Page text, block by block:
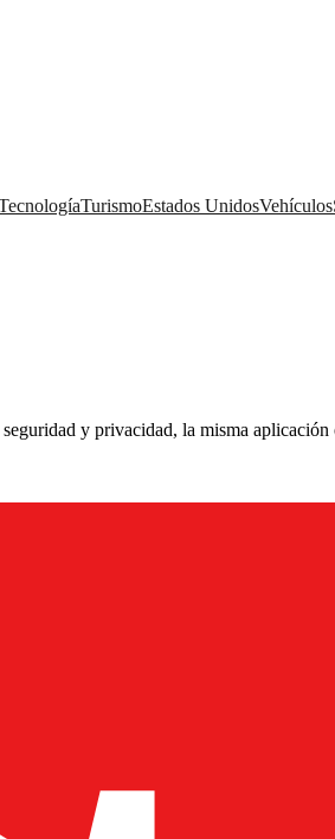
TurismoEstados UnidosVehículos
y privacidad, la misma